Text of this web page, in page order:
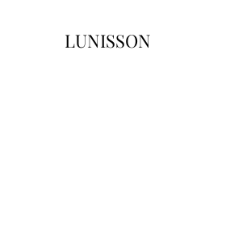
LUNISSON